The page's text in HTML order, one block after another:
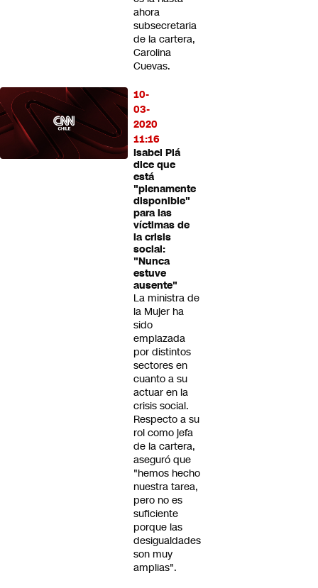
ahora
subsecretaria
de la cartera,
Carolina
Cuevas.
10-
03-
2020
11:16
Isabel Plá
dice que
está
"plenamente
disponible"
para las
víctimas de
la crisis
social:
"Nunca
estuve
ausente"
La ministra de
la Mujer ha
sido
emplazada
por distintos
sectores en
cuanto a su
actuar en la
crisis social.
Respecto a su
rol como jefa
de la cartera,
aseguró que
"hemos hecho
nuestra tarea,
pero no es
suficiente
porque las
desigualdades
son muy
amplias".